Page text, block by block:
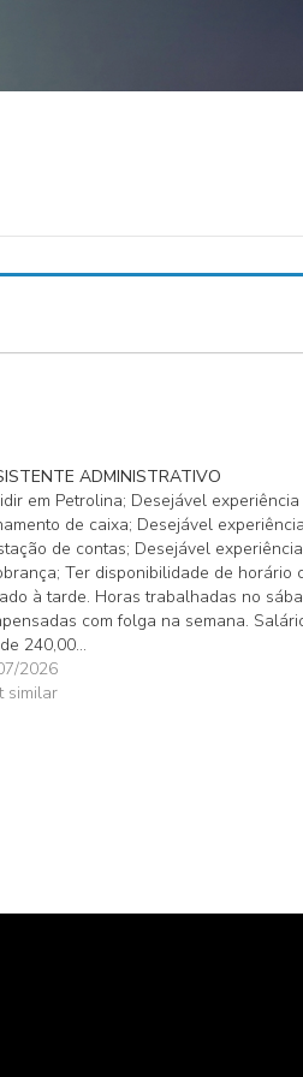
ADMINISTRATIVO
em Petrolina; Desejável experiência
de caixa; Desejável
de contas; Desejável
Ter disponibilidade de horário
à tarde. Horas trabalhadas no
com folga na semana.
240,00…
2026
similar